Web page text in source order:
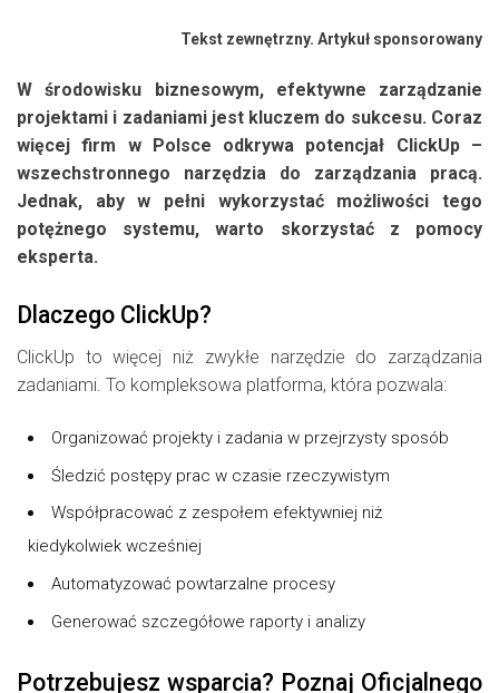
Tekst zewnętrzny. Artykuł sponsorowany
W środowisku biznesowym, efektywne zarządzanie
projektami i zadaniami jest kluczem do sukcesu. Coraz
więcej firm w Polsce odkrywa potencjał ClickUp –
wszechstronnego narzędzia do zarządzania pracą.
Jednak, aby w pełni wykorzystać możliwości tego
potężnego systemu, warto skorzystać z pomocy
eksperta.
Dlaczego ClickUp?
ClickUp to więcej niż zwykłe narzędzie do zarządzania
zadaniami. To kompleksowa platforma, która pozwala:
Organizować projekty i zadania w przejrzysty sposób
Śledzić postępy prac w czasie rzeczywistym
Współpracować z zespołem efektywniej niż
kiedykolwiek wcześniej
Automatyzować powtarzalne procesy
Generować szczegółowe raporty i analizy
Potrzebujesz wsparcia? Poznaj Oficjalnego